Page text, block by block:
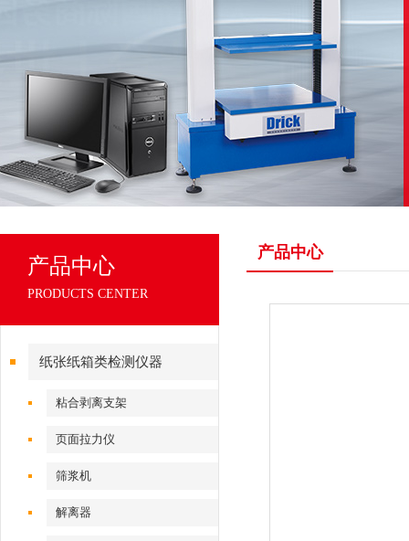
产品中心
PRODUCTS CENTER
纸张纸箱类检测仪器
粘合剥离支架
页面拉力仪
筛浆机
解离器
产品中心